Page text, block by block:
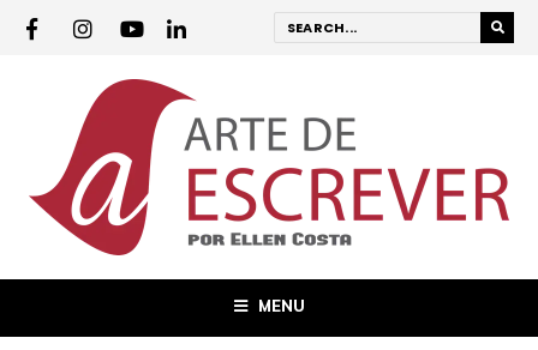
MENU